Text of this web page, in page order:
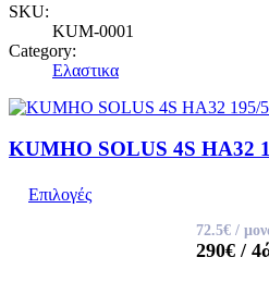
SKU:
KUM-0001
Category:
Ελαστικα
KUMHO SOLUS 4S HA32
Επιλογές
72.5€ /
290€/